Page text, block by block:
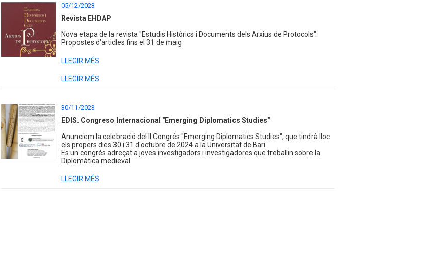
05/12/2023
Revista EHDAP
Nova etapa de la revista "Estudis Històrics i Documents dels Arxius de Protocols".
Propostes d'articles fins el 31 de maig
LLEGIR MÉS
LLEGIR MÉS
30/11/2023
EDIS. Congreso Internacional "Emerging Diplomatics Studies"
Anunciem la celebració del II Congrés "Emerging Diplomatics Studies", que tindrà lloc
els propers dies 30 i 31 d'octubre de 2024 a la Universitat de Bari.
Es un congrés adreçat a joves investigadors i investigadores que treballin sobre la
Diplomàtica medieval.
LLEGIR MÉS